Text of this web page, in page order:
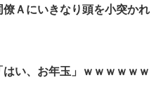
Ａにいきなり頭を小突かれ
はい、お年玉」ｗｗｗｗｗｗ